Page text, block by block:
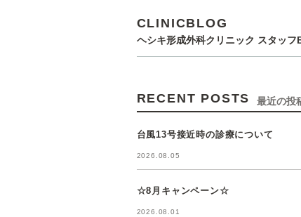
CLINICBLOG
ヘシキ形成外科クリニック スタッフ
RECENT POSTS 最近の投
台風13号接近時の診療について
2026.08.05
☆8月キャンペーン☆
2026.08.01